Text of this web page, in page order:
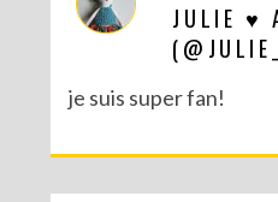
JULIE ♥
je suis super fan!